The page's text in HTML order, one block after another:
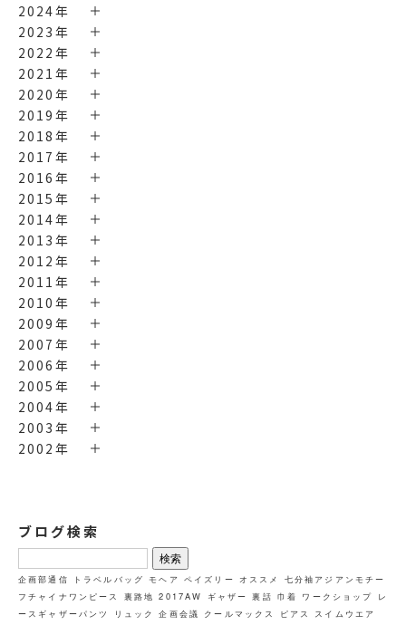
2024年
2023年
2022年
2021年
2020年
2019年
2018年
2017年
2016年
2015年
2014年
2013年
2012年
2011年
2010年
2009年
2007年
2006年
2005年
2004年
2003年
2002年
ブログ検索
検
索:
企画部通信 トラベルバッグ モヘア ペイズリー オススメ
七分袖アジアンモチー
フチャイナワンピース
裏路地 2017AW ギャザー 裏話 巾着 ワークショップ レ
ースギャザーパンツ
リュック 企画会議 クールマックス ピアス
スイムウエア